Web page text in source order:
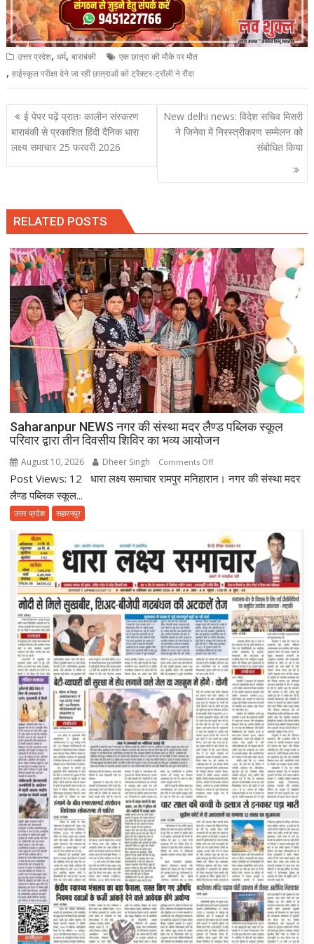
उत्तर प्रदेश,धर्म,बाराबंकी एक छात्रा की मौके पर मौत
,हाईस्कूल परीक्षा देने जा रहीं छात्राओं को ट्रैक्टर-ट्रॉली ने रौंदा
Post
navigation
ई पेपर पढ़ें प्रातः कालीन संस्करण
बाराबंकी से प्रकाशित हिंदी दैनिक धारा
लक्ष्य समाचार 25 फरवरी 2026
New delhi news: विदेश सचिव मिसरी
ने जिनेवा में निरस्त्रीकरण सम्मेलन को
संबोधित किया
RELATED POSTS
Saharanpur NEWS नगर की संस्था मदर लैण्ड पब्लिक स्कूल
परिवार द्वारा तीन दिवसीय शिविर का भव्य आयोजन
August 10, 2026 Dheer Singh Comments Offon
Saharanpur
संस्था
मदर
लैण्ड
पब्लिक
स्कूल
परिवार
द्वारा
तीन
दिवसीय
शिविर
का
भव्य
आयोजन
Post Views: 12 धारा लक्ष्य समाचार रामपुर मनिहारान। नगर की संस्था मदर
लैण्ड पब्लिक स्कूल...
उत्तर प्रदेश सहारनपुर